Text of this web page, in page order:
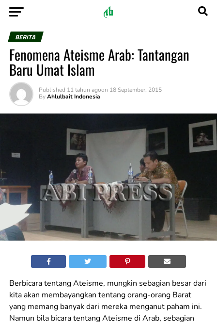
BERITA
Fenomena Ateisme Arab: Tantangan
Baru Umat Islam
Published 11 tahun agoon 18 September, 2015
By Ahlulbait Indonesia
Berbicara tentang Ateisme, mungkin sebagian besar dari
kita akan membayangkan tentang orang-orang Barat
yang memang banyak dari mereka menganut paham ini.
Namun bila bicara tentang Ateisme di Arab, sebagian